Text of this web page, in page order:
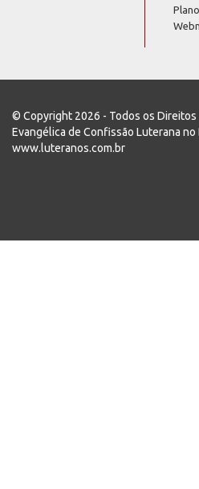
© Copyright 2026 - Todos os Direitos
Evangélica de Confissão Luterana
www.luteranos.com.br